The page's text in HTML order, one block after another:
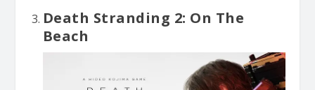
Death Stranding 2: On The
Beach